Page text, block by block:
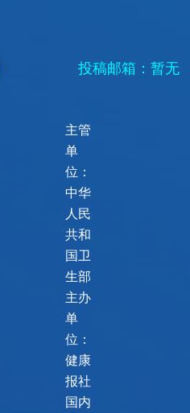
投稿邮箱：暂无
主管
单
位：
中华
人民
共和
国卫
生部
主办
单
位：
健康
报社
国内